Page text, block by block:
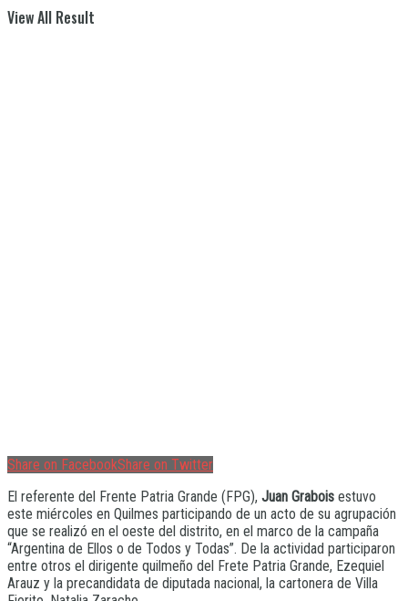
View All Result
Share on FacebookShare on Twitter
El referente del Frente Patria Grande (FPG), Juan Grabois estuvo
este miércoles en Quilmes participando de un acto de su agrupación
que se realizó en el oeste del distrito, en el marco de la campaña
“Argentina de Ellos o de Todos y Todas”. De la actividad participaron
entre otros el dirigente quilmeño del Frete Patria Grande, Ezequiel
Arauz y la precandidata de diputada nacional, la cartonera de Villa